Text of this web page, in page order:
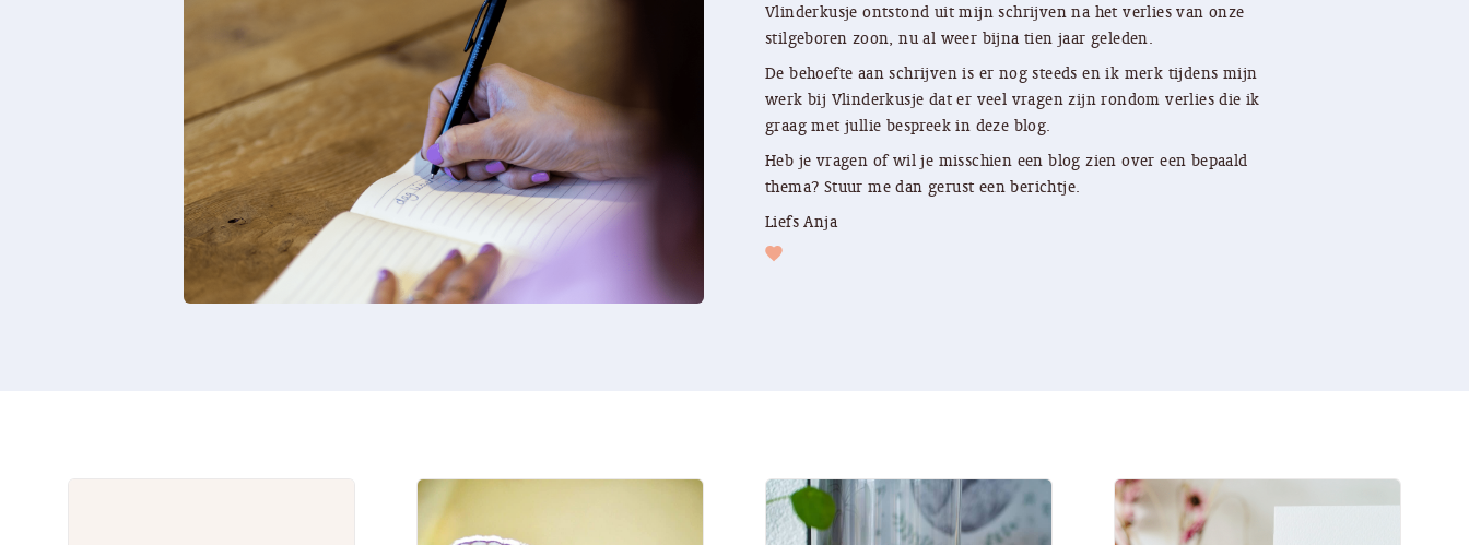
Vlinderkusje ontstond uit mijn schrijven na het verlies van onze
stilgeboren zoon, nu al weer bijna tien jaar geleden.
De behoefte aan schrijven is er nog steeds en ik merk tijdens mijn
werk bij Vlinderkusje dat er veel vragen zijn rondom verlies die ik
graag met jullie bespreek in deze blog.
Heb je vragen of wil je misschien een blog zien over een bepaald
thema? Stuur me dan gerust een berichtje.
Liefs Anja